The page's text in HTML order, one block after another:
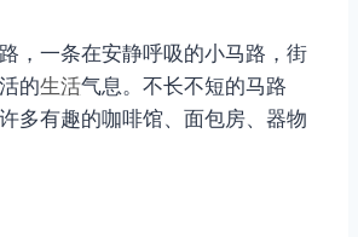
，一条在安静呼吸的小马路，街
的生活气息。不长不短的马路
多有趣的咖啡馆、面包房、器物